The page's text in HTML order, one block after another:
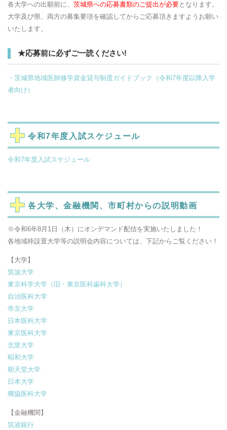
各大学への出願前に、 茨城県への応募書類のご提出が必要となります。
大学及び県、両方の募集要項を確認してからご応募頂きますようお願い
いたします。
★応募前に必ずご一読ください!
・茨城県地域医師修学資金貸与制度ガイドブック（令和7年度以降入学
者向け）
令和7年度入試スケジュール
令和7年度入試スケジュール
各大学、金融機関、市町村からの説明動画
※令和6年8月1日（木）にオンデマンド配信を実施いたしました！
各地域枠設置大学等の説明会内容については、下記からご覧ください！
【大学】
筑波大学
東京科学大学（旧・東京医科歯科大学）
自治医科大学
帝京大学
日本医科大学
東京医科大学
北里大学
昭和大学
順天堂大学
日本大学
獨協医科大学
【金融機関】
筑波銀行